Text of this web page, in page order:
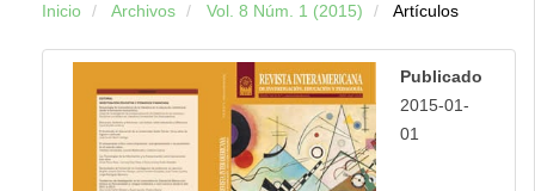
Navegación
principal
Inicio Archivos Vol. 8 Núm. 1 (2015) Artículos
Publicado
2015-01-
01